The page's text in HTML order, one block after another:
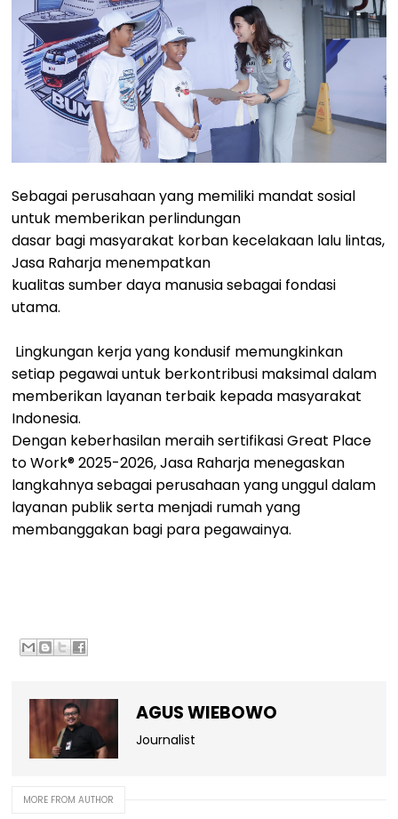
Sebagai perusahaan yang memiliki mandat sosial
untuk memberikan perlindungan
dasar bagi masyarakat korban kecelakaan lalu lintas,
Jasa Raharja menempatkan
kualitas sumber daya manusia sebagai fondasi
utama.
Lingkungan kerja yang kondusif memungkinkan
setiap pegawai untuk berkontribusi maksimal dalam
memberikan layanan terbaik kepada masyarakat
Indonesia.
Dengan keberhasilan meraih sertifikasi Great Place
to Work® 2025-2026, Jasa Raharja menegaskan
langkahnya sebagai perusahaan yang unggul dalam
layanan publik serta menjadi rumah yang
membanggakan bagi para pegawainya.
AGUS WIEBOWO
Journalist
MORE FROM AUTHOR